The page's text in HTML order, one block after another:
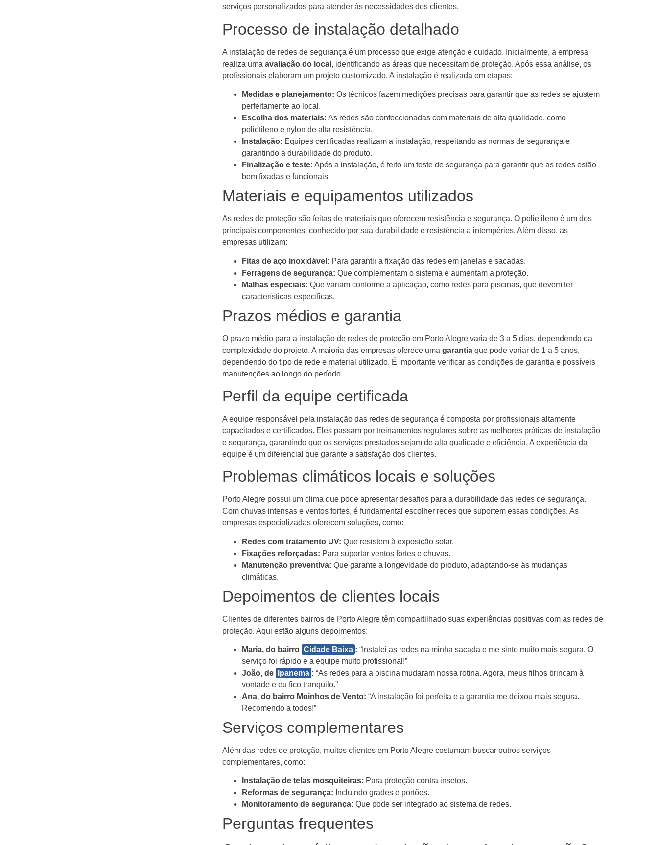
serviços personalizados para atender às necessidades dos clientes.
Processo de instalação detalhado
A instalação de redes de segurança é um processo que exige atenção e cuidado. Inicialmente, a empresa
realiza uma avaliação do local , identificando as áreas que necessitam de proteção. Após essa análise, os
profissionais elaboram um projeto customizado. A instalação é realizada em etapas:
Medidas e planejamento: Os técnicos fazem medições precisas para garantir que as redes se ajustem
perfeitamente ao local.
Escolha dos materiais: As redes são confeccionadas com materiais de alta qualidade, como
polietileno e nylon de alta resistência.
Instalação: Equipes certificadas realizam a instalação, respeitando as normas de segurança e
garantindo a durabilidade do produto.
Finalização e teste: Após a instalação, é feito um teste de segurança para garantir que as redes estão
bem fixadas e funcionais.
Materiais e equipamentos utilizados
As redes de proteção são feitas de materiais que oferecem resistência e segurança. O polietileno é um dos
principais componentes, conhecido por sua durabilidade e resistência a intempéries. Além disso, as
empresas utilizam:
Fitas de aço inoxidável: Para garantir a fixação das redes em janelas e sacadas.
Ferragens de segurança: Que complementam o sistema e aumentam a proteção.
Malhas especiais: Que variam conforme a aplicação, como redes para piscinas, que devem ter
características específicas.
Prazos médios e garantia
O prazo médio para a instalação de redes de proteção em Porto Alegre varia de 3 a 5 dias, dependendo da
complexidade do projeto. A maioria das empresas oferece uma garantia que pode variar de 1 a 5 anos,
dependendo do tipo de rede e material utilizado. É importante verificar as condições de garantia e possíveis
manutenções ao longo do período.
Perfil da equipe certificada
A equipe responsável pela instalação das redes de segurança é composta por profissionais altamente
capacitados e certificados. Eles passam por treinamentos regulares sobre as melhores práticas de instalação
e segurança, garantindo que os serviços prestados sejam de alta qualidade e eficiência. A experiência da
equipe é um diferencial que garante a satisfação dos clientes.
Problemas climáticos locais e soluções
Porto Alegre possui um clima que pode apresentar desafios para a durabilidade das redes de segurança.
Com chuvas intensas e ventos fortes, é fundamental escolher redes que suportem essas condições. As
empresas especializadas oferecem soluções, como:
Redes com tratamento UV: Que resistem à exposição solar.
Fixações reforçadas: Para suportar ventos fortes e chuvas.
Manutenção preventiva: Que garante a longevidade do produto, adaptando-se às mudanças
climáticas.
Depoimentos de clientes locais
Clientes de diferentes bairros de Porto Alegre têm compartilhado suas experiências positivas com as redes de
proteção. Aqui estão alguns depoimentos:
Maria, do bairro Cidade Baixa : “Instalei as redes na minha sacada e me sinto muito mais segura. O
serviço foi rápido e a equipe muito profissional!”
João, de
Ipanema : “As redes para a piscina mudaram nossa rotina. Agora, meus filhos brincam à
vontade e eu fico tranquilo.”
Ana, do bairro Moinhos de Vento: “A instalação foi perfeita e a garantia me deixou mais segura.
Recomendo a todos!”
Serviços complementares
Além das redes de proteção, muitos clientes em Porto Alegre costumam buscar outros serviços
complementares, como:
Instalação de telas mosquiteiras: Para proteção contra insetos.
Reformas de segurança: Incluindo grades e portões.
Monitoramento de segurança: Que pode ser integrado ao sistema de redes.
Perguntas frequentes